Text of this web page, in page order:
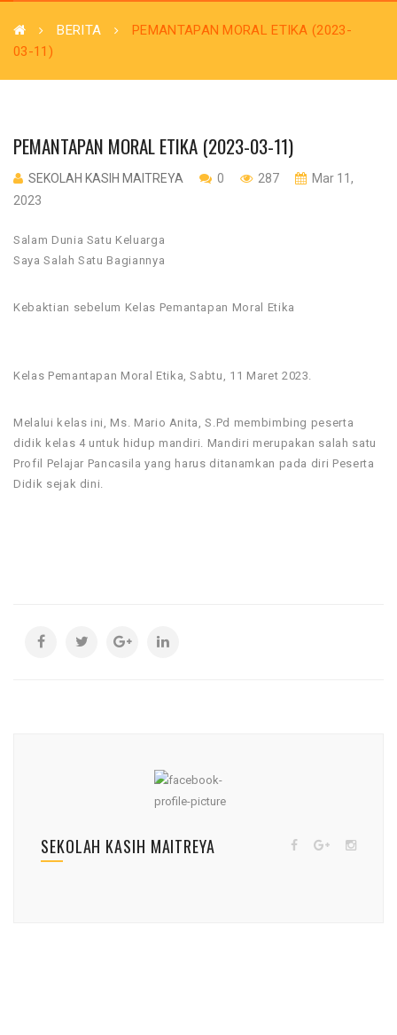
BERITA
PEMANTAPAN MORAL ETIKA (2023-
03-11)
PEMANTAPAN MORAL ETIKA (2023-03-11)
SEKOLAH KASIH MAITREYA 0 287
Mar 11,
2023
Salam Dunia Satu Keluarga
Saya Salah Satu Bagiannya
Kebaktian sebelum Kelas Pemantapan Moral Etika
Kelas Pemantapan Moral Etika, Sabtu, 11 Maret 2023.
Melalui kelas ini, Ms. Mario Anita, S.Pd membimbing peserta
didik kelas 4 untuk hidup mandiri. Mandiri merupakan salah satu
Profil Pelajar Pancasila yang harus ditanamkan pada diri Peserta
Didik sejak dini.
SEKOLAH KASIH MAITREYA